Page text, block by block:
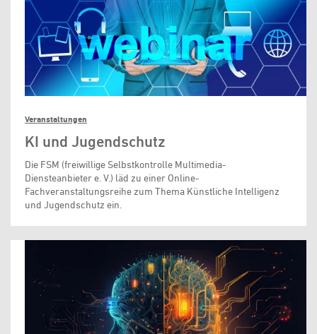
Veranstaltungen
KI und Jugendschutz
Die FSM (freiwillige Selbstkontrolle Multimedia-
Diensteanbieter e. V.) läd zu einer Online-
Fachveranstaltungsreihe zum Thema Künstliche Intelligenz
und Jugendschutz ein.